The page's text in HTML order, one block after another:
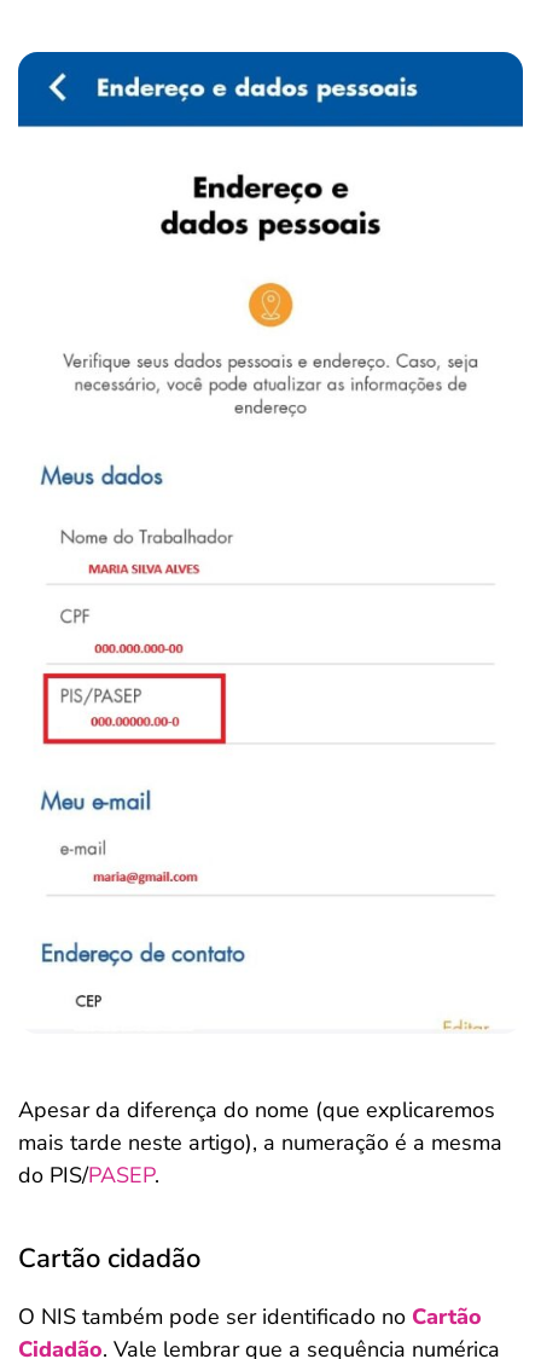
Apesar da diferença do nome (que explicaremos
mais tarde neste artigo), a numeração é a mesma
do PIS/PASEP.
Cartão cidadão
O NIS também pode ser identificado no Cartão
Cidadão. Vale lembrar que a sequência numérica